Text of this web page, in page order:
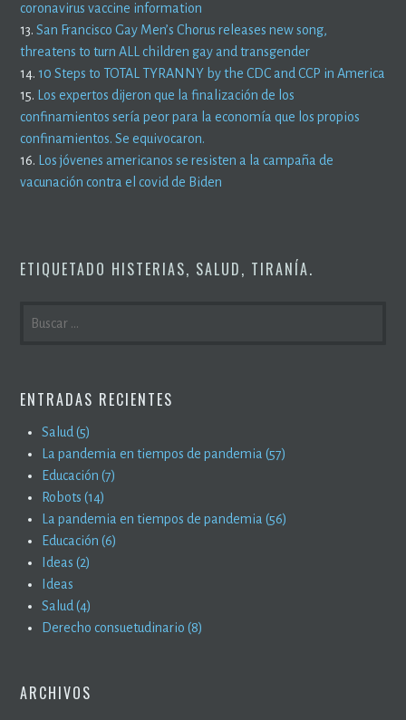
coronavirus vaccine information
13.San Francisco Gay Men’s Chorus releases new song,
threatens to turn ALL children gay and transgender
14. 10 Steps to TOTAL TYRANNY by the CDC and CCP in America
15. Los expertos dijeron que la finalización de los
confinamientos sería peor para la economía que los propios
confinamientos. Se equivocaron.
16. Los jóvenes americanos se resisten a la campaña de
vacunación contra el covid de Biden
ETIQUETADO HISTERIAS, SALUD, TIRANÍA.
ENTRADAS RECIENTES
Salud (5)
La pandemia en tiempos de pandemia (57)
Educación (7)
Robots (14)
La pandemia en tiempos de pandemia (56)
Educación (6)
Ideas (2)
Ideas
Salud (4)
Derecho consuetudinario (8)
ARCHIVOS